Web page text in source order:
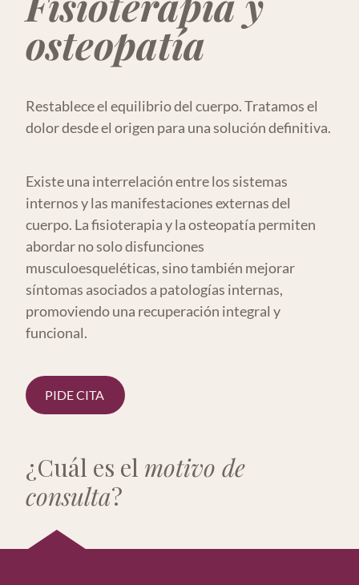
osteopatía
Restablece el equilibrio del cuerpo. Tratamos el
dolor desde el origen para una solución definitiva.
Existe una interrelación entre los sistemas
internos y las manifestaciones externas del
cuerpo. La fisioterapia y la osteopatía permiten
abordar no solo disfunciones
musculoesqueléticas, sino también mejorar
síntomas asociados a patologías internas,
promoviendo una recuperación integral y
funcional.
PIDE CITA
¿Cuál es el motivo de
consulta?